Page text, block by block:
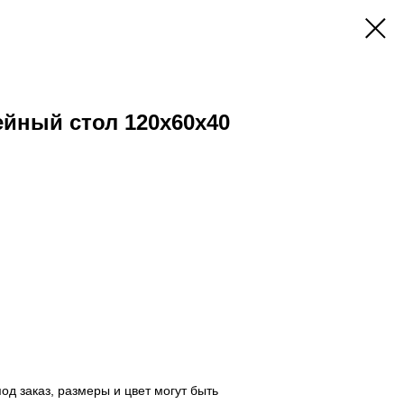
стол 120х60х40
заказ, размеры и цвет могут быть